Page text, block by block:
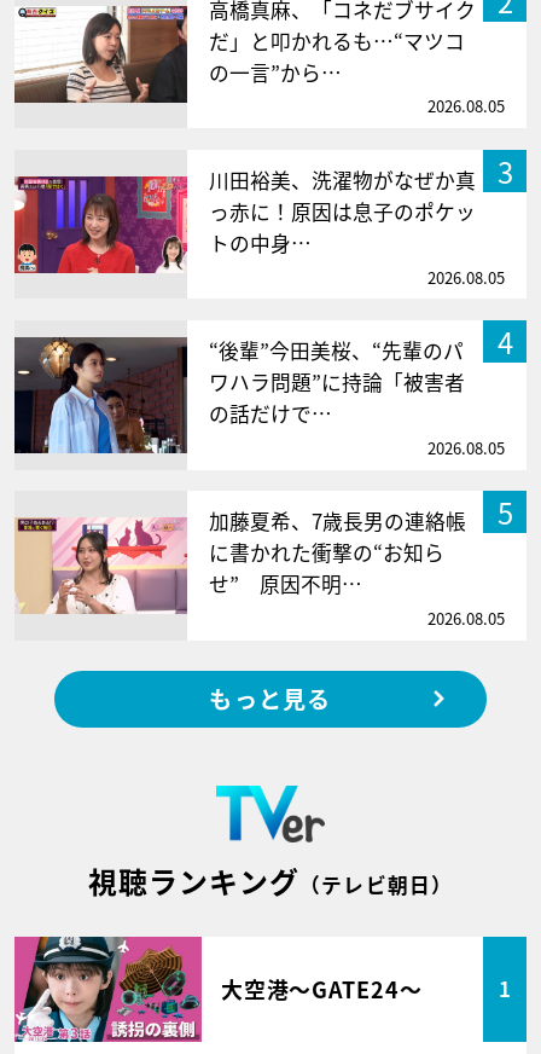
高橋真麻、「コネだブサイク
だ」と叩かれるも…“マツコ
の一言”から…
2026.08.05
3
川田裕美、洗濯物がなぜか真
っ赤に！原因は息子のポケッ
トの中身…
2026.08.05
4
“後輩”今田美桜、“先輩のパ
ワハラ問題”に持論「被害者
の話だけで…
2026.08.05
5
加藤夏希、7歳長男の連絡帳
に書かれた衝撃の“お知ら
せ” 原因不明…
2026.08.05
もっと見る
視聴ランキング （テレビ朝日）
大空港～GATE24～ 1